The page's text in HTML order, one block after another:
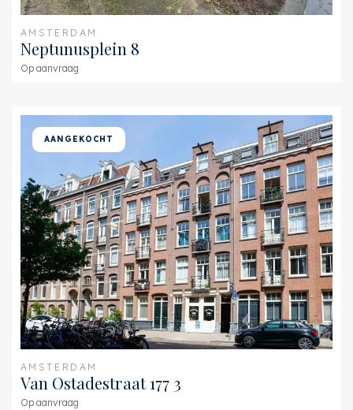
AMSTERDAM
Neptunusplein 8
Op aanvraag
AANGEKOCHT
AMSTERDAM
Van Ostadestraat 177 3
Op aanvraag